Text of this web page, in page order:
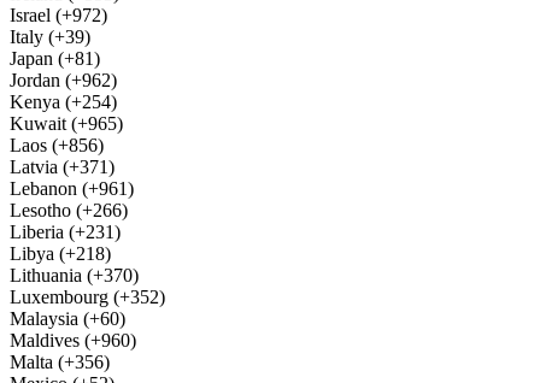
Israel (+972)
Italy (+39)
Japan (+81)
Jordan (+962)
Kenya (+254)
Kuwait (+965)
Laos (+856)
Latvia (+371)
Lebanon (+961)
Lesotho (+266)
Liberia (+231)
Libya (+218)
Lithuania (+370)
Luxembourg (+352)
Malaysia (+60)
Maldives (+960)
Malta (+356)